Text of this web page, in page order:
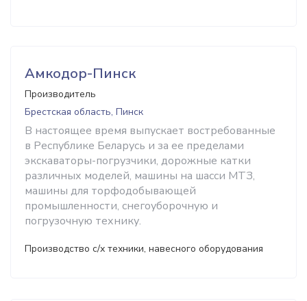
Амкодор-Пинск
Производитель
Брестская область, Пинск
В настоящее время выпускает востребованные
в Республике Беларусь и за ее пределами
экскаваторы-погрузчики, дорожные катки
различных моделей, машины на шасси МТЗ,
машины для торфодобывающей
промышленности, снегоуборочную и
погрузочную технику.
Производство с/х техники, навесного оборудования